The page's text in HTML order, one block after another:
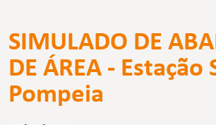
SIMULADO DE
DE ÁREA - Estação
Pompeia